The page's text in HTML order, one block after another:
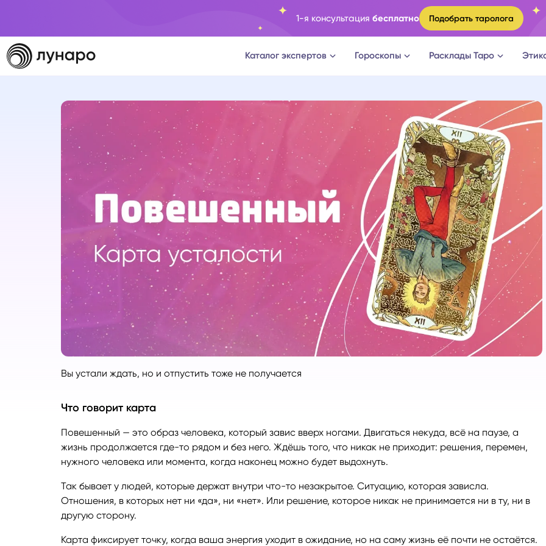
1-я консультация бесплатно Подобрать таролога
Каталог экспертов
Астрологи
Нумерологи
Матрица судьбы
Расстановки
Психологическое консультирование
Рунологи
Чакрологи
Гороскопы
Телец
Близнецы
Рак
Лев
Дева
Весы
Скорпион
Водолей
Рыбы
Расклады Таро
Расклад Таро на измену
Расклад Таро на
Расклад Таро на мужчину
Расклад Таро на женщину
Расклад Таро на будущее
Расклад Таро «Да-Нет»
Расклад на картах Таро
Расклад Таро «Карта дня»
Вы устали ждать, но и отпустить тоже не получается
Что говорит карта
Повешенный — это образ человека, который завис вверх ногами. Двигаться некуда, всё на паузе, а
жизнь продолжается где-то рядом и без него. Ждёшь того, что никак не приходит: решения, перемен,
нужного человека или момента, когда наконец можно будет выдохнуть.
Так бывает у людей, которые держат внутри что-то незакрытое. Ситуацию, которая зависла.
Отношения, в которых нет ни «да», ни «нет». Или решение, которое никак не принимается ни в ту, ни в
другую сторону.
Карта фиксирует точку, когда ваша энергия уходит в ожидание, но на саму жизнь её почти не остаётся.